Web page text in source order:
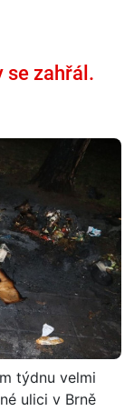
se zahřál.
týdnu velmi
ulici v Brně